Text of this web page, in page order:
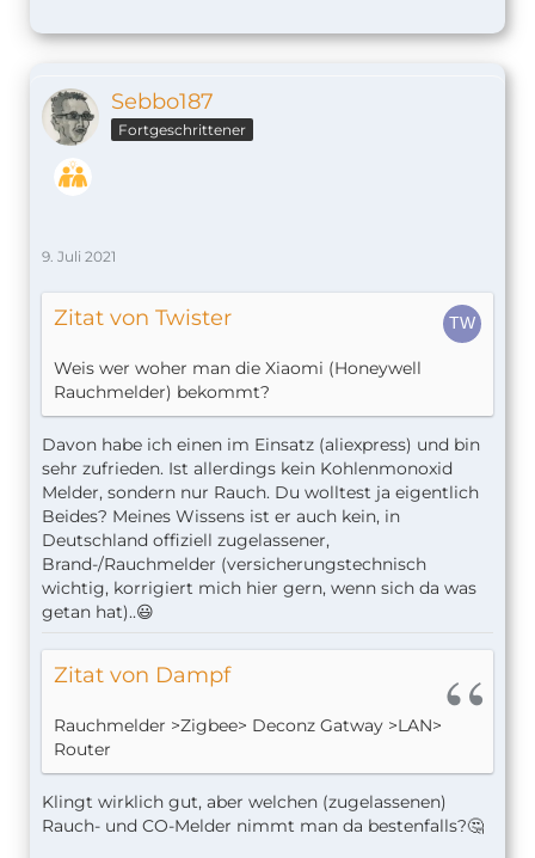
Sebbo187
Fortgeschrittener
9. Juli 2021
Zitat von Twister
Weis wer woher man die Xiaomi (Honeywell
Rauchmelder) bekommt?
Davon habe ich einen im Einsatz (aliexpress) und bin
sehr zufrieden. Ist allerdings kein Kohlenmonoxid
Melder, sondern nur Rauch. Du wolltest ja eigentlich
Beides? Meines Wissens ist er auch kein, in
Deutschland offiziell zugelassener,
Brand-/Rauchmelder (versicherungstechnisch
wichtig, korrigiert mich hier gern, wenn sich da was
getan hat)..😃
Zitat von Dampf
Rauchmelder >Zigbee> Deconz Gatway >LAN>
Router
Klingt wirklich gut, aber welchen (zugelassenen)
Rauch- und CO-Melder nimmt man da bestenfalls?🤔